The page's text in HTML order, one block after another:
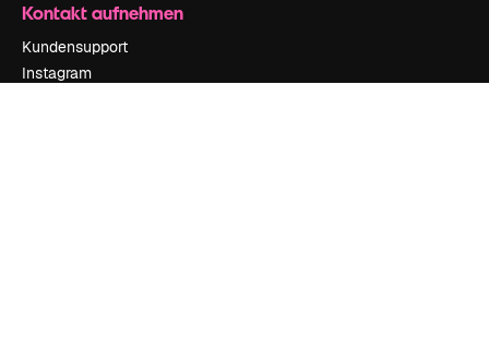
Kontakt aufnehmen
Kundensupport
Instagram